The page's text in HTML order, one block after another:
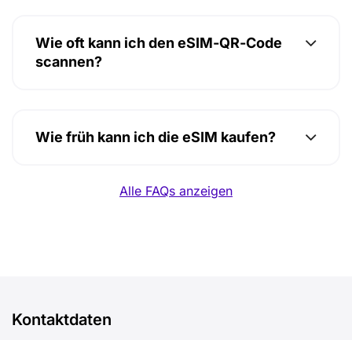
Wie oft kann ich den eSIM-QR-Code
scannen?
Wie früh kann ich die eSIM kaufen?
Alle FAQs anzeigen
Kontaktdaten